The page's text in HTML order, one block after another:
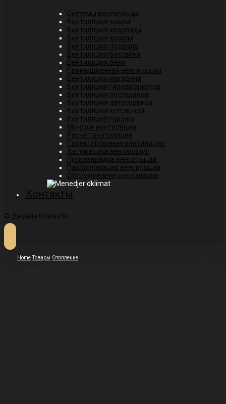
Системы вентиляции
Вентиляция домов
Вентиляция квартиры
Вентиляция кровли
Вентиляция подвала
Вентиляция бассейна
Вентиляция бани
Промышленная вентиляция
Вентиляция магазина
Вентиляция гипермаркетов
Вентиляция ресторанов
Вентиляция автосервиса
Вентиляция котельной
Вентиляция гаража
Монтаж вентиляции
Расчет вентиляции
Проектирование вентиляции
Автоматика вентиляции
Пусконаладка вентиляции
Паспортизация вентиляции
Обслуживание вентиляции
Контакты
© Дизайн Климата
Home Товары Отопление